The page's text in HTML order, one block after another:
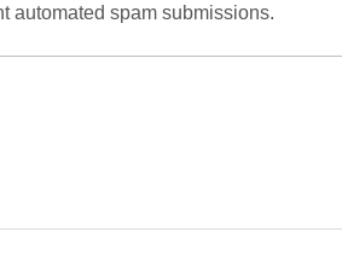
automated spam submissions.